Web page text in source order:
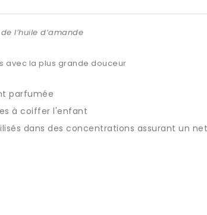
l’huile d’amande
avec la plus grande douceur
parfumée
à coiffer l'enfant
dans des concentrations assurant un